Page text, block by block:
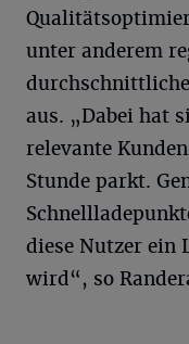
unter anderem
aus. „Dabei hat
relevante
Stunde parkt.
diese Nutzer ein
wird“, so